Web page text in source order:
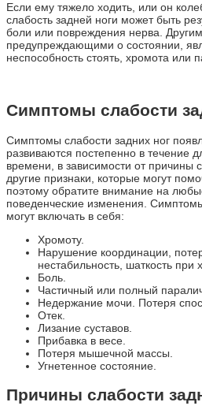
Если ему тяжело ходить, или он
слабость задней ноги может быть
боли или повреждения нерва.
предупреждающими о состоянии,
неспособность стоять, хромота или
Симптомы слабости
Симптомы слабости задних ног
развиваются постепенно в течение
времени, в зависимости от причины
другие признаки, которые могут
поэтому обратите внимание на
поведенческие изменения.
могут включать в себя:
Хромоту.
Нарушение координации,
нестабильность, шаткость при
Боль.
Частичный или полный
Недержание мочи. Потеря
Отек.
Лизание суставов.
Прибавка в весе.
Потеря мышечной массы.
Угнетенное состояние.
Причины слабости